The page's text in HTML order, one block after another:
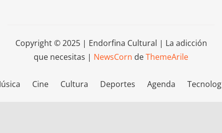
Copyright © 2025 | Endorfina Cultural | La adicción
que necesitas | NewsCorn deThemeArile
Cine Cultura Deportes Agenda